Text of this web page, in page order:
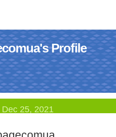
Profile
Dec 25, 2021